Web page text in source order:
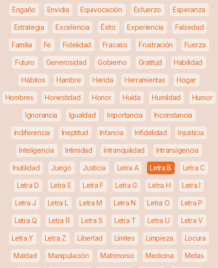
Engaño Envidia Equivocación Esfuerzo Esperanza
Estrategia Excelencia Éxito Experiencia Falsedad
Familia Fe Fidelidad Fracaso Frustración Fuerza
Futuro Generosidad Gobierno Gratitud Habilidad
Hábitos Hambre Herida Herramientas Hogar
Hombres Honestidad Honor Huída Humildad Humor
Ignorancia Igualdad Importancia Inconstancia
Indiferencia Ineptitud Infancia Infidelidad Injusticia
Inteligencia Intimidad Intranquilidad Intransigencia
Inutilidad Juego Justicia Letra A Letra B Letra C
Letra D Letra E Letra F Letra G Letra H Letra I
Letra J Letra L Letra M Letra N Letra O Letra P
Letra Q Letra R Letra S Letra T Letra U Letra V
Letra Y Letra Z Libertad Límites Limpieza Locura
Maldad Manipulación Matrimonio Medicina Metas